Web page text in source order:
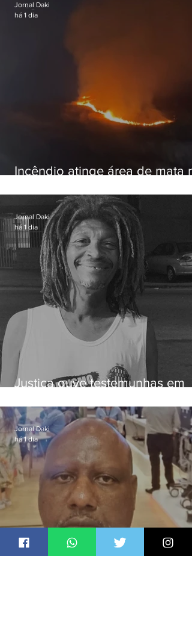
Incêndio atinge área de mata
Iguaçu
Jornal Daki
há 1 dia
Justiça ouve testemunhas em
dívida de R$ 25
Jornal Daki
há 1 dia
Jornal Daki
há 1 dia